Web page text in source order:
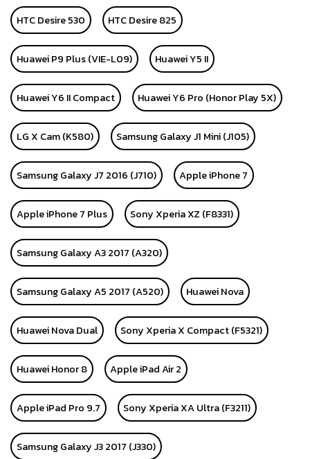
HTC Desire 530 HTC Desire 825
Huawei P9 Plus (VIE-L09) Huawei Y5 II
Huawei Y6 II Compact Huawei Y6 Pro (Honor Play 5X)
LG X Cam (K580) Samsung Galaxy J1 Mini (J105)
Samsung Galaxy J7 2016 (J710) Apple iPhone 7
Apple iPhone 7 Plus Sony Xperia XZ (F8331)
Samsung Galaxy A3 2017 (A320)
Samsung Galaxy A5 2017 (A520) Huawei Nova
Huawei Nova Dual Sony Xperia X Compact (F5321)
Huawei Honor 8 Apple iPad Air 2
Apple iPad Pro 9.7 Sony Xperia XA Ultra (F3211)
Samsung Galaxy J3 2017 (J330)